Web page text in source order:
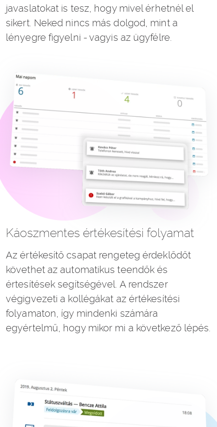
javaslatokat is tesz, hogy mivel érhetnél el
sikert. Neked nincs más dolgod, mint a
lényegre figyelni - vagyis az ügyfélre.
Káoszmentes értékesítési folyamat
Az értékesítő csapat rengeteg érdeklődőt
követhet az automatikus teendők és
értesítések segítségével. A rendszer
végigvezeti a kollégákat az értékesítési
folyamaton, így mindenki számára
egyértelmű, hogy mikor mi a következő lépés.